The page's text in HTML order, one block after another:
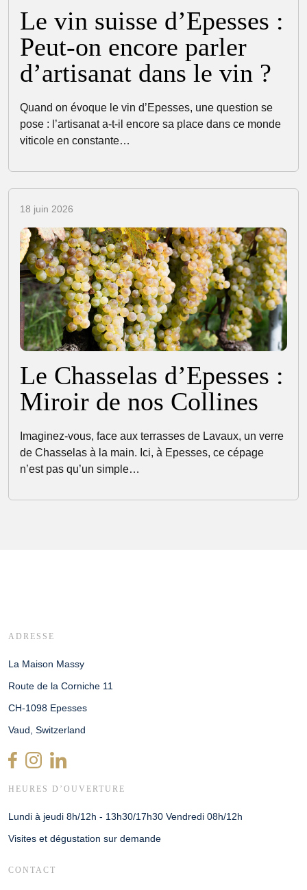
Le vin suisse d’Epesses :
Peut-on encore parler
d’artisanat dans le vin ?
Quand on évoque le vin d’Epesses, une question se
pose : l’artisanat a-t-il encore sa place dans ce monde
viticole en constante…
18 juin 2026
Le Chasselas d’Epesses :
Miroir de nos Collines
Imaginez-vous, face aux terrasses de Lavaux, un verre
de Chasselas à la main. Ici, à Epesses, ce cépage
n’est pas qu’un simple…
ADRESSE
La Maison Massy
Route de la Corniche 11
CH-1098 Epesses
Vaud, Switzerland
HEURES D’OUVERTURE
Lundi à jeudi 8h/12h - 13h30/17h30 Vendredi 08h/12h
Visites et dégustation sur demande
CONTACT